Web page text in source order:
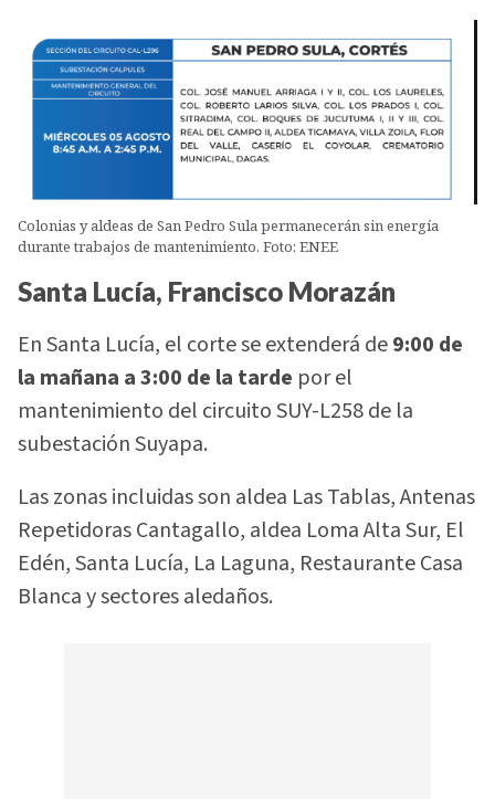
Colonias y aldeas de San Pedro Sula permanecerán sin energía
durante trabajos de mantenimiento. Foto: ENEE
Santa Lucía, Francisco Morazán
En Santa Lucía, el corte se extenderá de9:00 de
la mañana a 3:00 de la tarde por el
mantenimiento del circuito SUY-L258 de la
subestación Suyapa.
Las zonas incluidas son aldea Las Tablas, Antenas
Repetidoras Cantagallo, aldea Loma Alta Sur, El
Edén, Santa Lucía, La Laguna, Restaurante Casa
Blanca y sectores aledaños.